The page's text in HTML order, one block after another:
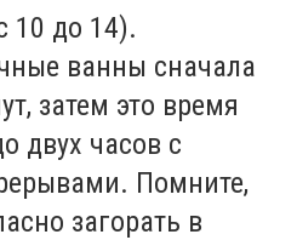
10 до 14).
ванны сначала
затем это время
двух часов с
Помните,
загорать в